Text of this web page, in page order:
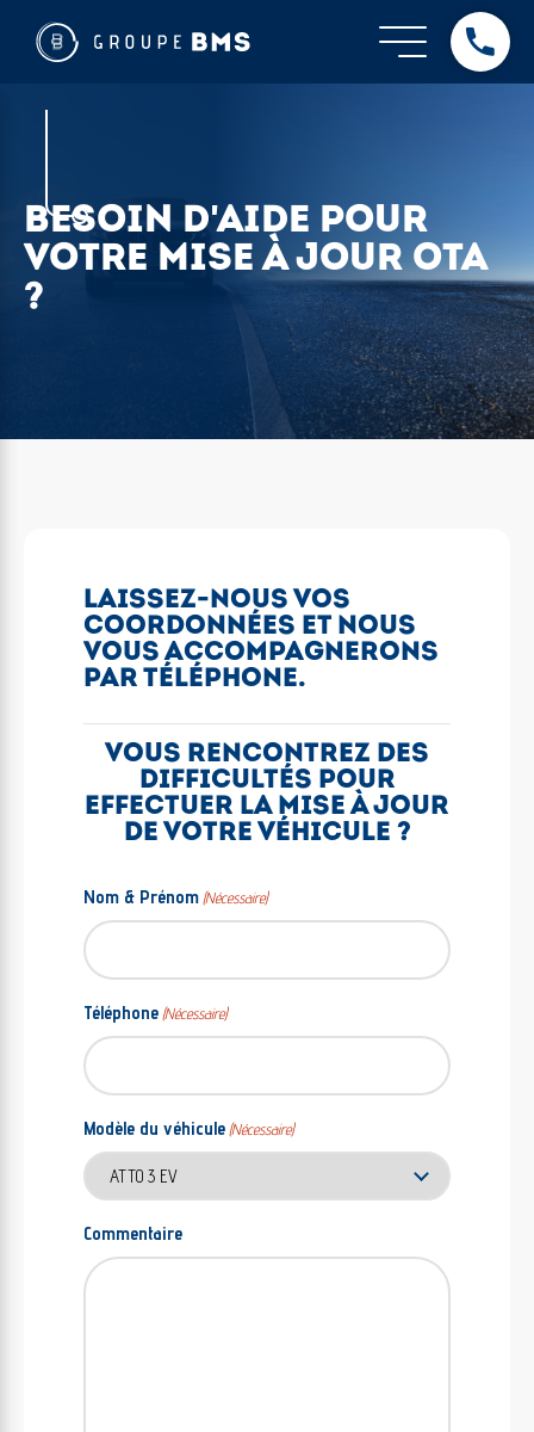
BESOIN D'AIDE POUR
VOTRE MISE À JOUR OTA
?
LAISSEZ-NOUS VOS
COORDONNÉES ET NOUS
VOUS ACCOMPAGNERONS
PAR TÉLÉPHONE.
VOUS RENCONTREZ DES
DIFFICULTÉS POUR
EFFECTUER LA MISE À JOUR
DE VOTRE VÉHICULE ?
Nom & Prénom (Nécessaire)
Téléphone (Nécessaire)
Modèle du véhicule (Nécessaire)
Commentaire